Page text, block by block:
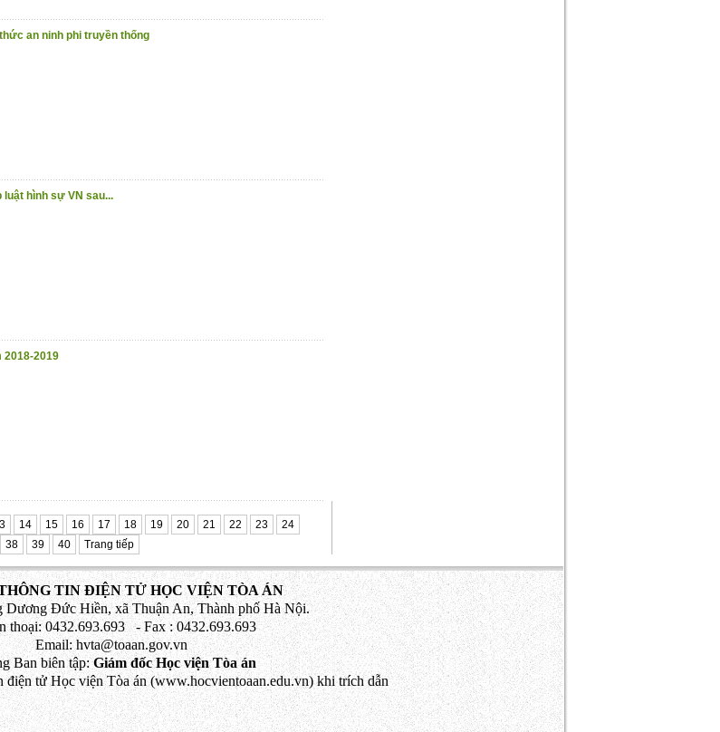
an ninh phi truyền thống
luật hình sự VN sau...
2018-2019
14 15 16 17 18 19 20 21 22 23
24
38 39 40 Trang tiếp
TIN ĐIỆN TỬ HỌC VIỆN TÒA ÁN
Đức Hiền, xã Thuận An, Thành phố Hà Nội.
0432.693.693 - Fax : 0432.693.693
Email: hvta@toaan.gov.vn
Ban biên tập:Giám đốc Học viện Tòa án
điện tử Học viện Tòa án (www.hocvientoaan.edu.vn) khi trích dẫn